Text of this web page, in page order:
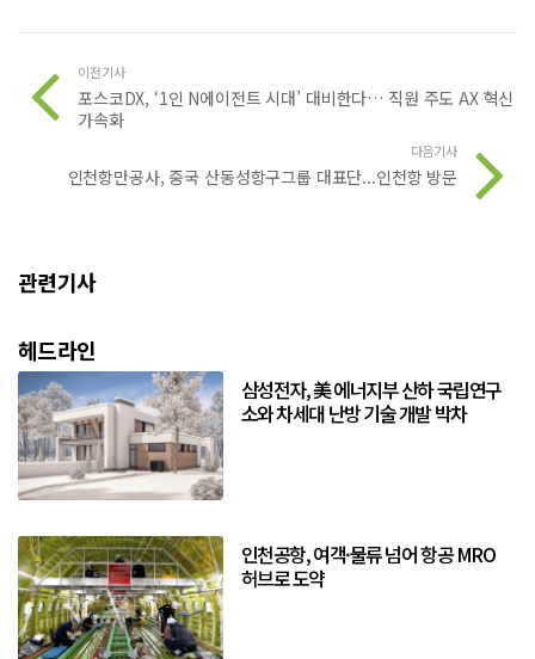
이전기사
포스코DX, ‘1인 N에이전트 시대’ 대비한다… 직원 주도 AX 혁신
가속화
다음기사
인천항만공사, 중국 산동성항구그룹 대표단...인천항 방문
관련기사
헤드라인
삼성전자, 美 에너지부 산하 국립연구
소와 차세대 난방 기술 개발 박차
인천공항, 여객·물류 넘어 항공 MRO
허브로 도약